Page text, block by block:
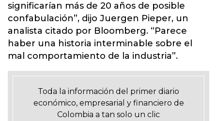
significarían más de 20 años de posible
confabulación”, dijo Juergen Pieper, un
analista citado por Bloomberg. “Parece
haber una historia interminable sobre el
mal comportamiento de la industria”.
Toda la información del primer diario
económico, empresarial y financiero de
Colombia a tan solo un clic